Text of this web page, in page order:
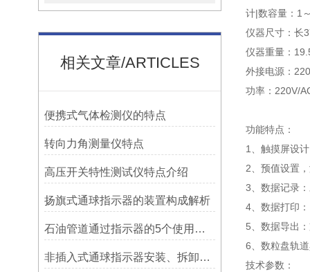
相关文章/ARTICLES
便携式气体检测仪的特点
转向力角测量仪特点
高压开关特性测试仪特点介绍
扬旗式通球指示器的装置构成解析
石油管道通过指示器的5个使用说明
非插入式通球指示器安装、拆卸灵活方便
计|数容量：1
仪器尺寸：长
仪器重量：
外接电源：
功率：220V/
功能特点：
1、触摸屏设
2、预值设置
3、数据记录
4、数据打印
5、数据导出
6、数粒盘轨
技术参数：